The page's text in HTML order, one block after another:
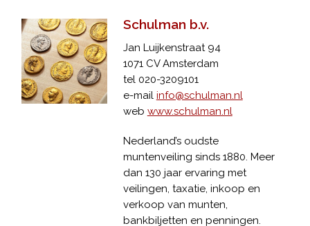
Schulman b.v.
Jan Luijkenstraat 94
1071 CV Amsterdam
tel 020-3209101
e-mail info@schulman.nl
web www.schulman.nl
Nederland’s oudste
muntenveiling sinds 1880. Meer
dan 130 jaar ervaring met
veilingen, taxatie, inkoop en
verkoop van munten,
bankbiljetten en penningen.